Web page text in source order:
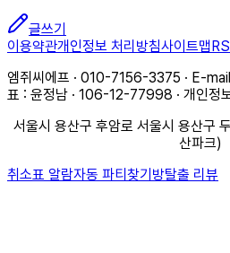
글쓰기
이용약관개인정보 처리방침사이트맵
엠쥐씨에프 · 010-7156-3375 · E-
표 : 윤정남 · 106-12-77998 · 개인정
서울시 용산구 후암로 서울시 용산구
산파크)
취소표 알람자동 파티찾기 방탈출 리뷰